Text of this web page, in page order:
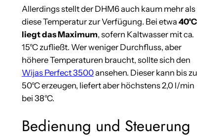
Allerdings stellt der DHM6 auch kaum mehr als
diese Temperatur zur Verfügung. Bei etwa 40°C
liegt das Maximum, sofern Kaltwasser mit ca.
15°C zufließt. Wer weniger Durchfluss, aber
höhere Temperaturen braucht, sollte sich den
Wijas Perfect 3500ansehen. Dieser kann bis zu
50°C erzeugen, liefert aber höchstens 2,0 l/min
bei 38°C.
Bedienung und Steuerung